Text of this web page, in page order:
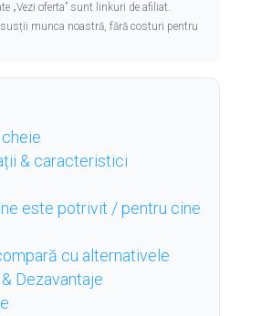
„Vezi oferta” sunt linkuri de afiliat.
munca noastră, fără costuri pentru
& caracteristici
este potrivit / pentru cine
cu alternativele
Dezavantaje